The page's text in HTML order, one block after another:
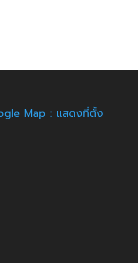
Map : แสดงที่ตั้ง